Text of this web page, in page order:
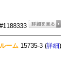
ーム 15735-3 (詳細)